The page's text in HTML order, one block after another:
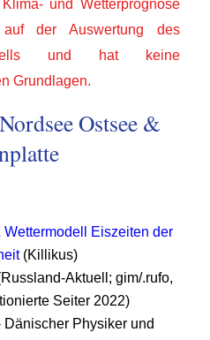
und Wetterprognose
auf der Auswertung des
und hat keine
Grundlagen.
Ostsee &
Eiszeiten der
(Killikus)
Aktuell; gim/.rufo,
Seiter 2022)
Dänischer Physiker und